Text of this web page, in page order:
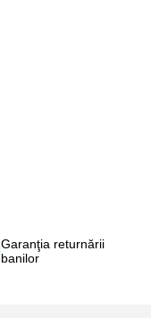
Garanţia returnării
banilor